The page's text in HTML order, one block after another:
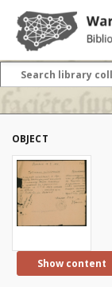
OBJECT
Show content